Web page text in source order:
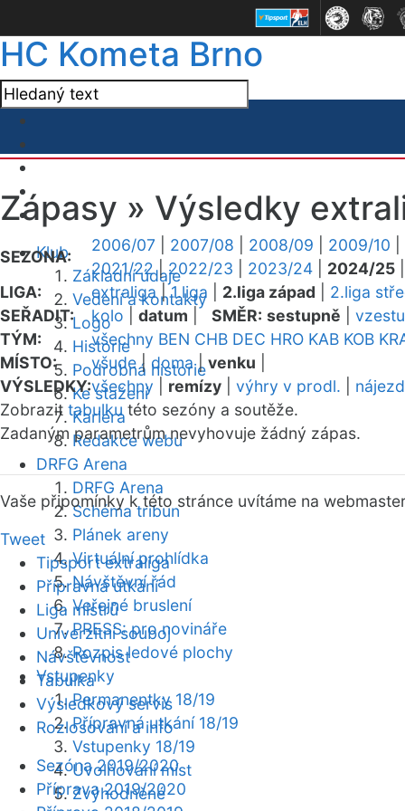
HC Kometa Brno
Klub
Základní údaje
Vedení a kontakty
Logo
Historie
Podrobná historie
Ke stažení
Kariéra
Redakce webu
DRFG Arena
DRFG Arena
Schéma tribun
Plánek areny
Virtuální prohlídka
Návštěvní řád
Veřejné bruslení
PRESS: pro novináře
Rozpis ledové plochy
Vstupenky
Permanentky 18/19
Přípravná utkání 18/19
Vstupenky 18/19
Uvolňování míst
Zvýhodněné
Zápasy » Výsledky
SEZONA:
2006/07 2007/08 2008/09 2009/10
2021/22|2022/23 2023/24 2024/25
LIGA:
extraliga |1.liga 2.liga západ 2.liga
SEŘADIT:
kolo datum SMĚR: sestupně
TÝM:
všechny BEN CHB DEC HRO KAB KOB
MÍSTO:
všude| doma| venku
VÝSLEDKY:všechny remízy výhry v prodl.
Zobrazit tabulku této sezóny a soutěže.
Zadaným parametrům nevyhovuje žádný zápas.
Vaše připomínky k této stránce uvítáme na webmaster
Tweet
Tipsport extraliga
Přípravná utkání
Liga mistrů
Univerzitní souboj
Návštěvnost
Tabulka
Výsledkový servis
Rozlosování a info
Sezóna 2019/2020
Příprava 2019/2020